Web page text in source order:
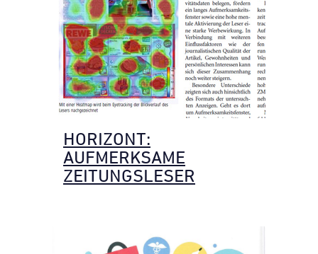
HORIZONT:
AUFMERKSAME
ZEITUNGSLESER